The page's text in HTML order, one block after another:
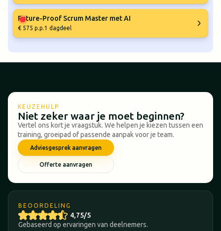
Future-Proof Scrum Master met AI
€ 575 p.p.1 dagdeel
KEUZEHULP
Niet zeker waar je moet beginnen?
Vertel ons kort je vraagstuk. We helpen je kiezen tussen een
training, groeipad of passende aanpak voor je team.
Adviesgesprek aanvragen
Offerte aanvragen
BEOORDELING
4,75/5
Gebaseerd op ervaringen van deelnemers.